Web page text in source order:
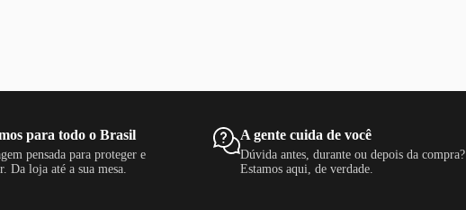
para todo o Brasil
pensada para proteger e
Da loja até a sua mesa.
A gente cuida de você
Dúvida antes, durante ou depois da compra?
Estamos aqui, de verdade.